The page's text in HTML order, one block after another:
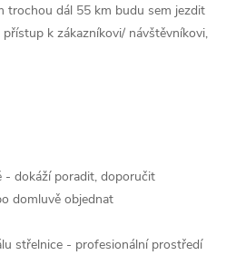
trochou dál 55 km budu sem jezdit
k zákazníkovi/ návštěvníkovi,
- dokáží poradit, doporučit
domluvě objednat
střelnice - profesionální prostředí